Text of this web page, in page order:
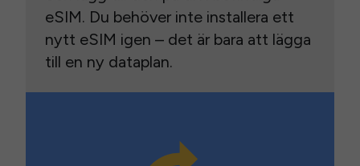
eSIM. Du behöver inte installera ett
nytt eSIM igen – det är bara att lägga
till en ny dataplan.